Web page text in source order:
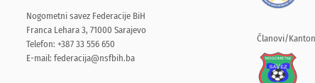
Nogometni savez Federacije BiH
Franca Lehara 3, 71000 Sarajevo
Telefon: +387 33 556 650
E-mail: federacija@nsfbih.ba
Članovi/